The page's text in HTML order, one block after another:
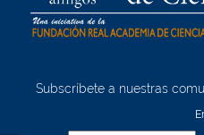
Subscríbete a nuestras